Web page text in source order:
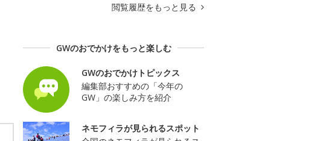
閲覧履歴をもっと見る
GWのおでかけをもっと楽しむ
GWのおでかけトピックス
編集部おすすめの「今年の
GW」の楽しみ方を紹介
ネモフィラが見られるスポット